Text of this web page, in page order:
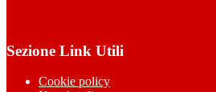
Sezione Link Utili
Cookie policy